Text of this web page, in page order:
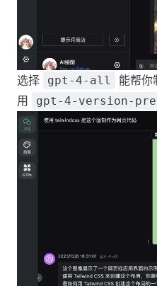
选择 gpt-4-all
能帮你
用
gpt-4-version-